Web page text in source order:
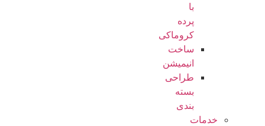
با
پرده
کروماکی
ساخت
انیمیشن
طراحی
بسته
بندی
خدمات